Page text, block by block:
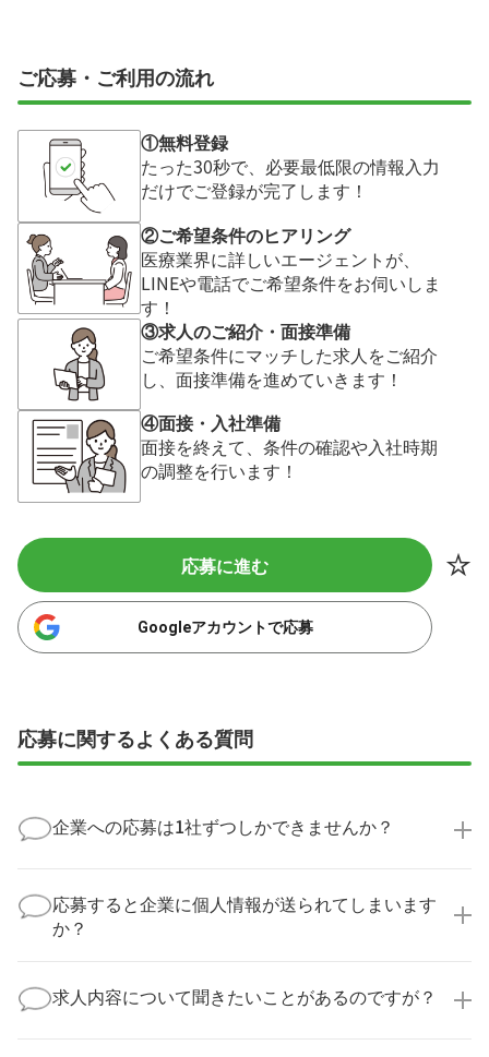
ご応募・ご利用の流れ
①無料登録
たった30秒で、必要最低限の情報入力
だけでご登録が完了します！
②ご希望条件のヒアリング
医療業界に詳しいエージェントが、
LINEや電話でご希望条件をお伺いしま
す！
③求人のご紹介・面接準備
ご希望条件にマッチした求人をご紹介
し、面接準備を進めていきます！
④面接・入社準備
面接を終えて、条件の確認や入社時期
の調整を行います！
応募に進む
Googleアカウントで応募
応募に関するよくある質問
企業への応募は1社ずつしかできませんか？
実際に医療キャリアナビを利用して転職に成功した方
の多くは、複数応募して自分に合った職場を選ばれて
います。
応募すると企業に個人情報が送られてしまいます
か？
業様に個人情報が送られることはありません！
より詳細な求人情報をご確認いただいた上で、転職希
求人内容について聞きたいことがあるのですが？